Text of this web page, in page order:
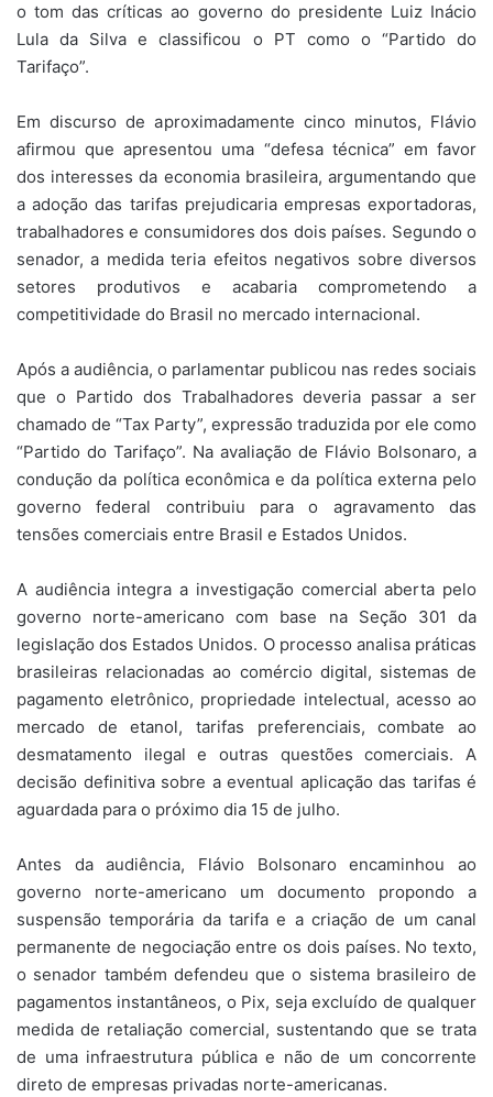
o tom das críticas ao governo do presidente Luiz Inácio
Lula da Silva e classificou o PT como o “Partido do
Tarifaço”.
Em discurso de aproximadamente cinco minutos, Flávio
afirmou que apresentou uma “defesa técnica” em favor
dos interesses da economia brasileira, argumentando que
a adoção das tarifas prejudicaria empresas exportadoras,
trabalhadores e consumidores dos dois países. Segundo o
senador, a medida teria efeitos negativos sobre diversos
setores produtivos e acabaria comprometendo a
competitividade do Brasil no mercado internacional.
Após a audiência, o parlamentar publicou nas redes sociais
que o Partido dos Trabalhadores deveria passar a ser
chamado de “Tax Party”, expressão traduzida por ele como
“Partido do Tarifaço”. Na avaliação de Flávio Bolsonaro, a
condução da política econômica e da política externa pelo
governo federal contribuiu para o agravamento das
tensões comerciais entre Brasil e Estados Unidos.
A audiência integra a investigação comercial aberta pelo
governo norte-americano com base na Seção 301 da
legislação dos Estados Unidos. O processo analisa práticas
brasileiras relacionadas ao comércio digital, sistemas de
pagamento eletrônico, propriedade intelectual, acesso ao
mercado de etanol, tarifas preferenciais, combate ao
desmatamento ilegal e outras questões comerciais. A
decisão definitiva sobre a eventual aplicação das tarifas é
aguardada para o próximo dia 15 de julho.
Antes da audiência, Flávio Bolsonaro encaminhou ao
governo norte-americano um documento propondo a
suspensão temporária da tarifa e a criação de um canal
permanente de negociação entre os dois países. No texto,
o senador também defendeu que o sistema brasileiro de
pagamentos instantâneos, o Pix, seja excluído de qualquer
medida de retaliação comercial, sustentando que se trata
de uma infraestrutura pública e não de um concorrente
direto de empresas privadas norte-americanas.